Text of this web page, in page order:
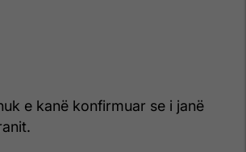
e kanë konfirmuar se i janë